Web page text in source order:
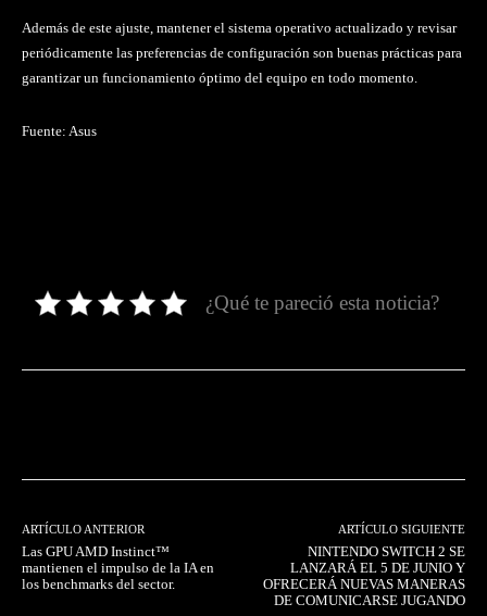
Además de este ajuste, mantener el sistema operativo actualizado y revisar
periódicamente las preferencias de configuración son buenas prácticas para
garantizar un funcionamiento óptimo del equipo en todo momento.
Fuente: Asus
¿Qué te pareció esta noticia?
ARTÍCULO ANTERIOR
Las GPU AMD Instinct™
mantienen el impulso de la IA en
los benchmarks del sector.
ARTÍCULO SIGUIENTE
NINTENDO SWITCH 2 SE
LANZARÁ EL 5 DE JUNIO Y
OFRECERÁ NUEVAS MANERAS
DE COMUNICARSE JUGANDO